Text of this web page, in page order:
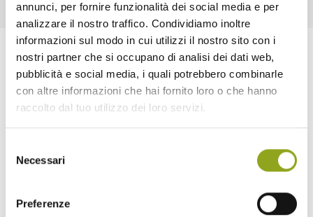
annunci, per fornire funzionalità dei social media e per
analizzare il nostro traffico. Condividiamo inoltre
informazioni sul modo in cui utilizzi il nostro sito con i
nostri partner che si occupano di analisi dei dati web,
pubblicità e social media, i quali potrebbero combinarle
con altre informazioni che hai fornito loro o che hanno
raccolto dal tuo utilizzo dei loro servizi.
delNecessari
Preferenze